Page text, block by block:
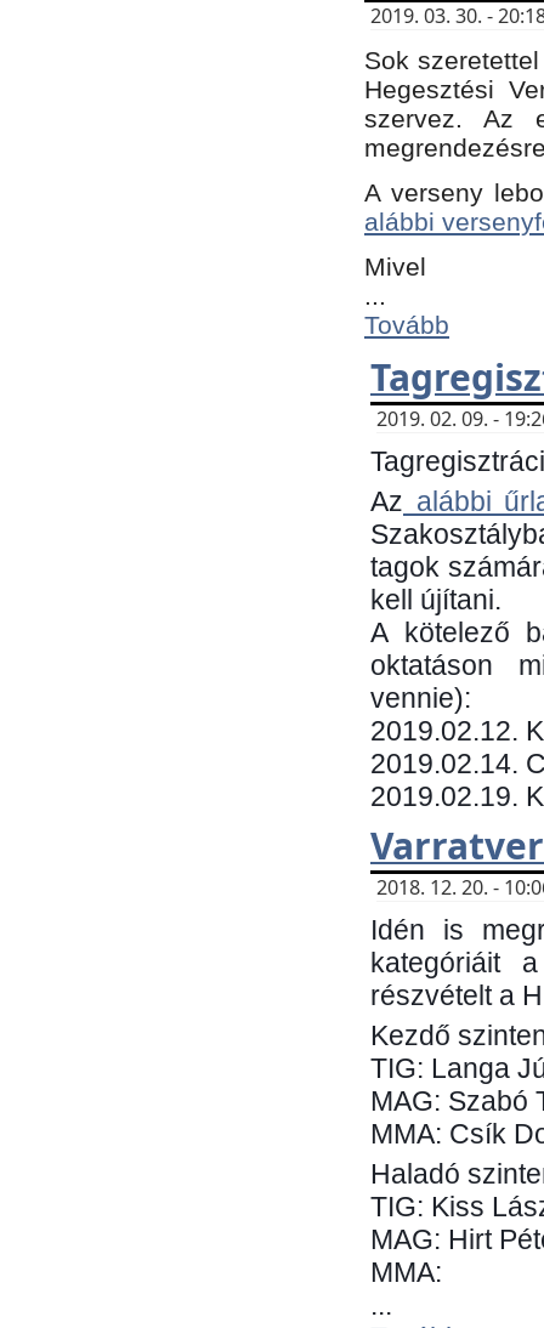
2019. 03. 30. -
Sok
Hegesztési
szervez. Az
A verseny
alábbi
Mivel
...
Tovább
2019. 02. 09. -
Az alábbi
tagok
kell újítani.
​A kötelező
oktatáson
vennie):
​2019.02.12.
2019.02.14.
2019.02.19.
2018. 12. 20. -
Idén is
kategóriáit
részvételt a
Kezdő
TIG: Langa
MAG: Szabó
MMA: Csík
Haladó
TIG: Kiss
MAG: Hirt
MMA:
...